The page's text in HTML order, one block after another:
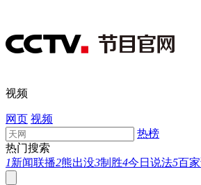
视频
网页 视频
热榜
热门搜索
1新闻联播2熊出没3制胜4今日说法5百